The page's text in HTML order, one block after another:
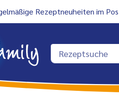
Rezeptneuheiten im